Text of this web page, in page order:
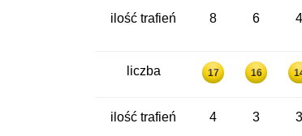
ilość trafień 8 6 4
liczba 17 16
ilość trafień 4 3 3